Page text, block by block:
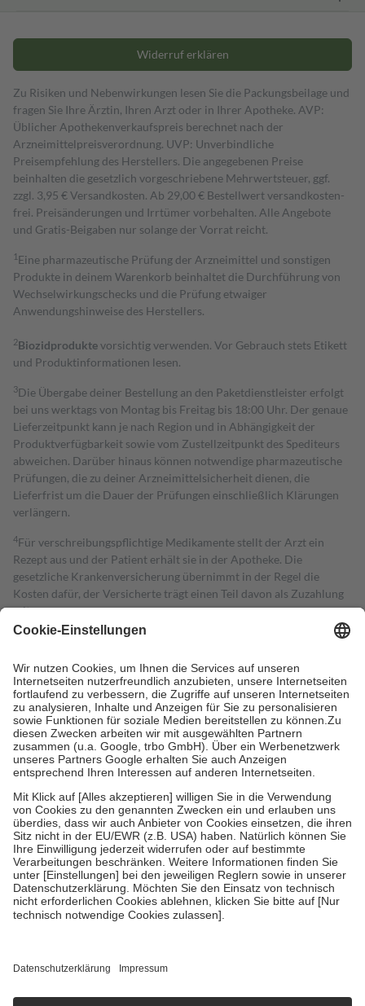
Widerruf erklären
Zu Risiken und Nebenwirkungen lesen Sie die Packungsbeilage und
fragen Sie Ihre Ärztin, Ihren Arzt oder in Ihrer Apotheke. AVP:
Üblicher Apothekenverkaufspreis berechnet nach der
Arzneimittelpreisverordnung. UVP: Unverbindliche
Preisempfehlung des Herstellers. Die angegebenen Preise
beinhalten die gesetzlich vorgeschriebene Mehrwertsteuer, ggf.
zzgl. 3,95 € Versandkosten. Ab 29,00 € Bestell­wert versand­kosten­
frei. Preisänderungen und Irrtümer vorbehalten. Alle Angebote
und Gratis-Beigaben nur solange der Vorrat reicht.
1 Eine pharmazeutische Prüfung der Arzneimittel und sonstigen
Produkte in deinem Warenkorb beinhaltet die Durchführung von
Wechselwirkungschecks und die Prüfung etwaiger
Anwendungshinweise des Herstellers.
2Biozidproduktevorsichtig verwenden. Vor Gebrauch stets Etikett
und Produktinformationen lesen.
3Die Übergabe deiner Bestellung an den Paketdienstleister erfolgt
bei uns werktags von Montag bis Freitag bis 18:00 Uhr. Der genaue
Lieferzeitpunkt kann je nach Region und in Abhängigkeit der
Produktverfügbarkeit sowie vom Zustellzeitpunkt des Spediteurs
abweichen. Darüber hinaus können notwendige pharmazeutische
Prüfungen, die zu deiner Arzneimittelsicherheit dienen, die
Lieferfrist um die Dauer der Prüfungen einschließlich Klärungen
verlängern.
4Für verschreibungspflichtige Medikamente stellt der Arzt ein
Rezept aus und der Patient erhält sie in der Apotheke. Die
gesetzliche Krankenversicherung übernimmt in der Regel die
Kosten dafür, der Versicherte trägt einen Teil davon als Zuzahlung
mit.
Grundsätzlich leisten Mitglieder Zuzahlungen in Höhe von zehn
höchstens zehn Euro.
Es sind jedoch nie mehr als die tatsächlichen
Kosten der Leistung zu entrichten.
Diese Regeln gelten grundsätzlich auch für Online-Apotheken.
Bei Heilmitteln und häuslicher Krankenpflege beträgt die
Zuzahlung zehn Prozent der Kosten sowie zehn Euro je
Verordnung.
Um das Engagement der Versicherten für ihre eigene Gesundheit zu
stärken und die besondere Stellung der Familie zu unterstützen,
fallenkeine Zuzahlungenan bei:
• Kindern und Jugendlichen bis zum vollendeten 18. Lebensjahr
mit Ausnahme der Fahrkosten
• Untersuchungen zur Vorsorge und Früherkennung, die von der
GKV getragen werden
• empfohlenen Schutzimpfungen
• Harn- und Blutteststreifen
getroffen, um sicherzustellen, dass es sich um echte Bewertungen
https://help.etrusted.com/hc/de/articles/4419944605341